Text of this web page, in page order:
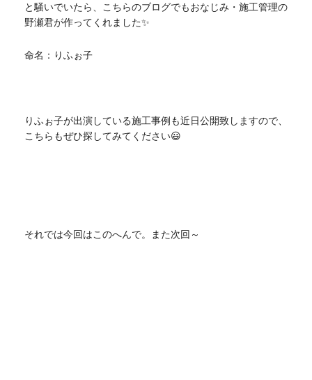
と騒いでいたら、こちらのブログでもおなじみ・施工管理の
野瀬君が作ってくれました✨
命名：りふぉ子
りふぉ子が出演している施工事例も近日公開致しますので、
こちらもぜひ探してみてください😃
それでは今回はこのへんで。また次回～